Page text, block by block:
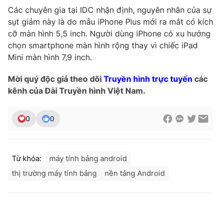
VTV Money VTV Thể thao
VTV Sức khoẻ
Thị trường 24h Tấm lòng Việt
VTV4 Vươn mình bằng AI
Liên hệ tòa soạn English
Các chuyên gia tại IDC nhận định, nguyên nhân của sự
sụt giảm này là do mẫu iPhone Plus mới ra mắt có kích
cỡ màn hình 5,5 inch. Người dùng iPhone có xu hướng
chọn smartphone màn hình rộng thay vì chiếc iPad
Mini màn hình 7,9 inch.
Mời quý độc giả theo dõi Truyền hình trực tuyến các
kênh của Đài Truyền hình Việt Nam.
0 0
Từ khóa:
máy tính bảng android
thị trường máy tính bảng
nền tảng Android